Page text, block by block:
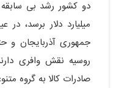
میلیارد دلار برسد،
جمهوری آذربایجان و
روسیه نقش وافری
صادرات کالا به گروه